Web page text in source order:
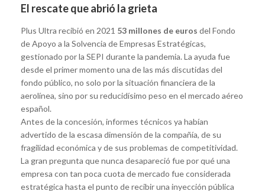
El rescate que abrió la grieta
Plus Ultra recibió en 2021 53 millones de euros del Fondo
de Apoyo a la Solvencia de Empresas Estratégicas,
gestionado por la SEPI durante la pandemia. La ayuda fue
desde el primer momento una de las más discutidas del
fondo público, no solo por la situación financiera de la
aerolínea, sino por su reducidísimo peso en el mercado aéreo
español.
Antes de la concesión, informes técnicos ya habían
advertido de la escasa dimensión de la compañía, de su
fragilidad económica y de sus problemas de competitividad.
La gran pregunta que nunca desapareció fue por qué una
empresa con tan poca cuota de mercado fue considerada
estratégica hasta el punto de recibir una inyección pública